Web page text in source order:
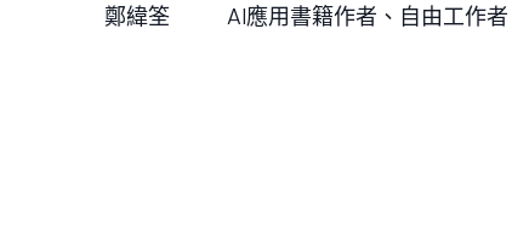
鄭緯筌
AI應用書籍作者、自由工作者